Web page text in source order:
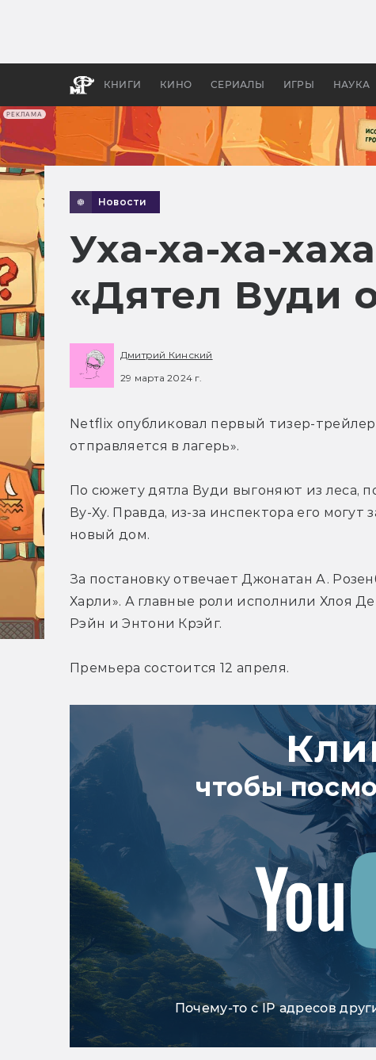
РЕКЛАМА
КНИГИ КИНО СЕРИАЛЫ ИГРЫ НАУКА
Новости
Уха-ха-ха-
«Дятел Вуди
Дмитрий Кинский
29 марта 2024 г.
Netflix опубликовал первый тизер-
отправляется в лагерь».
По сюжету дятла Вуди выгоняют из леса,
Ву-Ху. Правда, из-за инспектора его
новый дом.
За постановку отвечает Джонатан А.
Харли». А главные роли исполнили Хлоя
Рэйн и Энтони Крэйг.
Премьера состоится 12 апреля.
чтобы
Почему-то с IP адресов